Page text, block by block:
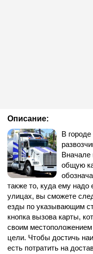
Описание:
В городе
Вначале
общую
также то, куда ему надо
улицах, вы сможете
езды по указывающим
кнопка вызова карты,
своим
цели. Чтобы достичь
есть потратить на